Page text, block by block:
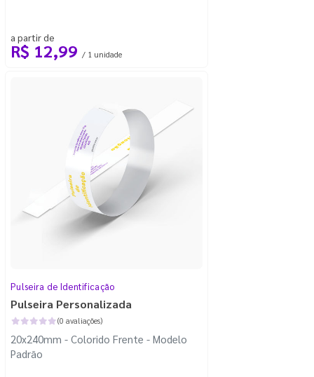
a partir de
R$ 12,99 / 1 unidade
Pulseira de Identificação
Pulseira Personalizada
(0 avaliações)
20x240mm - Colorido Frente - Modelo
Padrão